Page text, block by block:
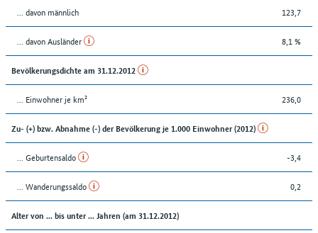
... davon männlich 123,7
... davon Ausländer 8,1 %
Bevölkerungsdichte am 31.12.2012
... Einwohner je km² 236,0
Zu- (+) bzw. Abnahme (-) der Bevölkerung je 1.000 Einwohner (2012)
... Geburtensaldo -3,4
... Wanderungssaldo 0,2
Alter von ... bis unter ... Jahren (am 31.12.2012)